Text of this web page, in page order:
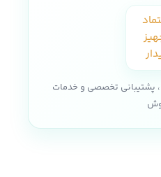
پشتیبانی تخصصی و خدمات